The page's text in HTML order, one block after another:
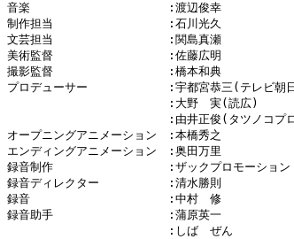
音楽　　　　　　　　　　　　:渡辺俊幸
制作担当　　　　　　　　　　:石川光久
文芸担当　　　　　　　　　　:関島真瀬
美術監督　　　　　　　　　　:佐藤広明
撮影監督　　　　　　　　　　:橋本和典
プロデューサー　　　　　　　:宇都宮恭三(テレビ朝
:大野　実(読広)
:由井正俊(タツノコプ
オープニングアニメーション　:本橋秀之
エンディングアニメーション　:奥田万里
録音制作　　　　　　　　　　:ザックプロモーション
録音ディレクター　　　　　　:清水勝則
録音　　　　　　　　　　　　:中村　修
録音助手　　　　　　　　　　:蒲原英一
:しば　ぜん